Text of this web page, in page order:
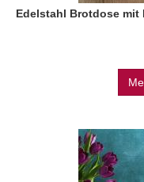
Edelstahl Brotdose mit